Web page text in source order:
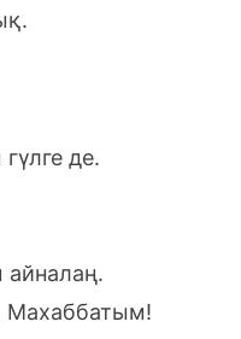
де.
Махаббатым!